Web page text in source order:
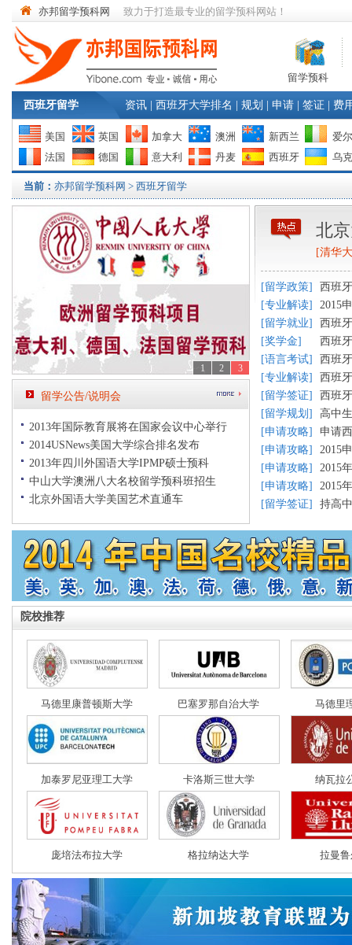
亦邦留学预科网 致力于打造最专业的留学预科网站！
留学预科
西班牙留学 资讯 西班牙大学排名 规划 申请 签证 费
美国 英国 加拿大 澳洲 新西兰
爱
法国
德国 意大利 丹麦 西班牙 乌
当前： 亦邦留学预科网 > 西班牙留学
3
2
1
留学公告/说明会
2013年国际教育展将在国家会议中心举行
2014USNews美国大学综合排名发布
2013年四川外国语大学IPMP硕士预科
中山大学澳洲八大名校留学预科班招生
北京外国语大学美国艺术直通车
北
[清华
[留学政策]
西班
[专业解读]
2015
[留学就业]
西班
[奖学金]
西班
[语言考试]
西班
[专业解读]
西班
[留学签证]
西班
[留学规划 ]
高中
[申请攻略]
申请
[申请攻略]
2015
[申请攻略]
2015
[申请攻略]
2015
[留学签证] 持高
院校推荐
马德里康普顿斯大学 巴塞罗那自治大学 马德里
加泰罗尼亚理工大学 卡洛斯三世大学 纳瓦拉
庞培法布拉大学 格拉纳达大学 拉曼